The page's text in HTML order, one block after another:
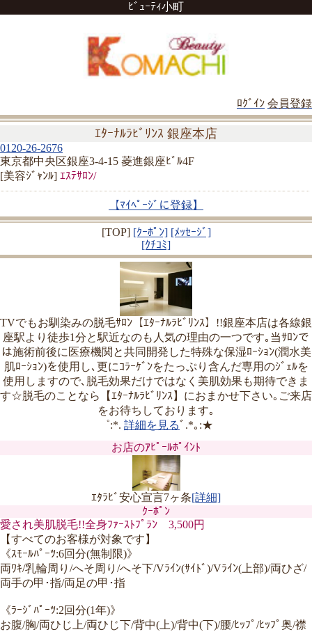
ﾋﾞｭｰﾃｨ小町
ﾛｸﾞｲﾝ 会員登録
ｴﾀｰﾅﾙﾗﾋﾞﾘﾝｽ 銀座本店
0120-26-2676
東京都中央区銀座3-4-15 菱進銀座ﾋﾞﾙ4F
[美容ｼﾞｬﾝﾙ] ｴｽﾃｻﾛﾝ/
【ﾏｲﾍﾟｰｼﾞに登録】
[TOP] [ｸｰﾎﾟﾝ] [ﾒｯｾｰｼﾞ]
[ｸﾁｺﾐ]
TVでもお馴染みの脱毛ｻﾛﾝ【ｴﾀｰﾅﾙﾗﾋﾞﾘﾝｽ】!!銀座本店は各線銀
座駅より徒歩1分と駅近なのも人気の理由の一つです｡当ｻﾛﾝで
は施術前後に医療機関と共同開発した特殊な保湿ﾛｰｼｮﾝ(潤水美
肌ﾛｰｼｮﾝ)を使用し､更にｺﾗｰｹﾞﾝをたっぷり含んだ専用のｼﾞｪﾙを
使用しますので､脱毛効果だけではなく美肌効果も期待できま
す☆脱毛のことなら【ｴﾀｰﾅﾙﾗﾋﾞﾘﾝｽ】におまかせ下さい｡ご来店
をお待ちしております｡
゜:*. 詳細を見るﾞ.*｡:★
お店のｱﾋﾟｰﾙﾎﾟｲﾝﾄ
ｴﾀﾗﾋﾞ安心宣言7ヶ条[詳細]
ｸｰﾎﾟﾝ
愛され美肌脱毛!!全身ﾌｧｰｽﾄﾌﾟﾗﾝ 3,500円
【すべてのお客様が対象です】
《ｽﾓｰﾙﾊﾟｰﾂ:6回分(無制限)》
両ﾜｷ/乳輪周り/へそ周り/へそ下/Vﾗｲﾝ(ｻｲﾄﾞ)/Vﾗｲﾝ(上部)/両ひざ/
両手の甲･指/両足の甲･指
《ﾗｰｼﾞﾊﾟｰﾂ:2回分(1年)》
お腹/胸/両ひじ上/両ひじ下/背中(上)/背中(下)/腰/ﾋｯﾌﾟ/ﾋｯﾌﾟ奥/襟